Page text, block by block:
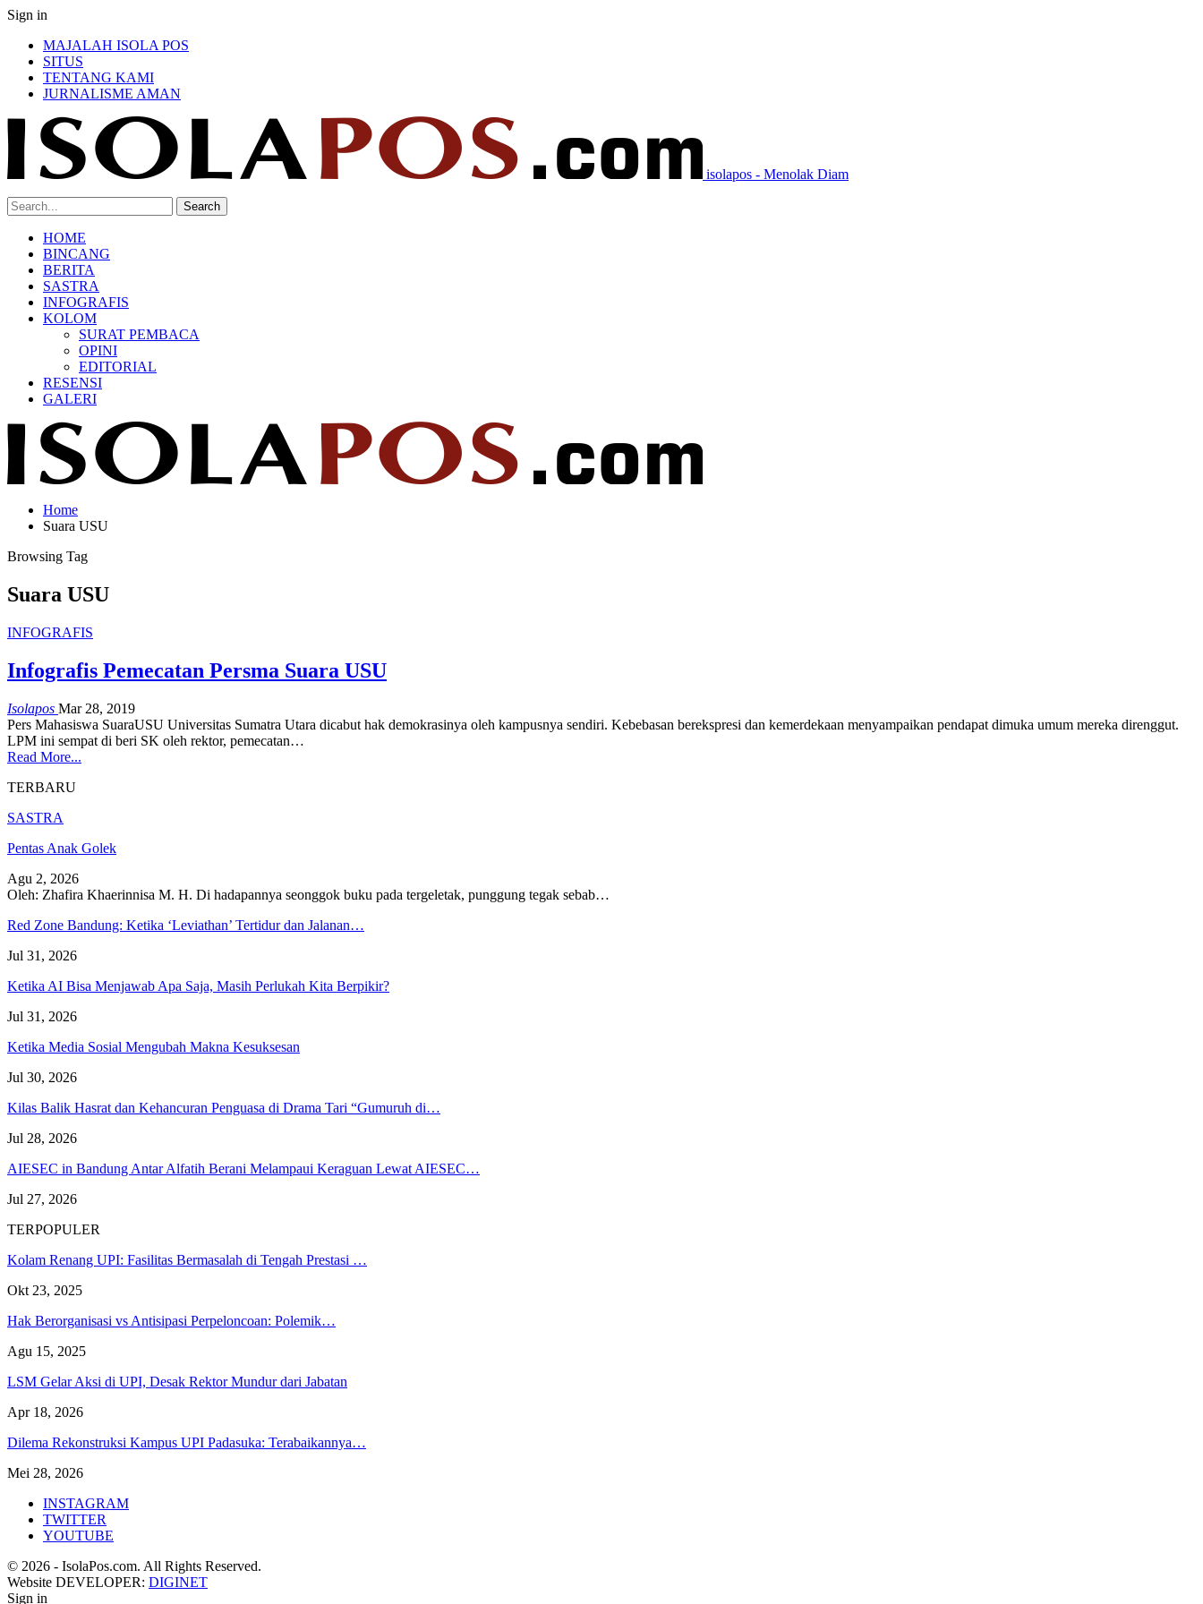
Sign in
MAJALAH ISOLA POS
SITUS
TENTANG KAMI
JURNALISME AMAN
isolapos - Menolak Diam
HOME
BINCANG
BERITA
SASTRA
INFOGRAFIS
KOLOM
SURAT PEMBACA
OPINI
EDITORIAL
RESENSI
GALERI
Home
Suara USU
Browsing Tag
Suara USU
INFOGRAFIS
Infografis Pemecatan Persma Suara USU
Isolapos Mar 28, 2019
Pers Mahasiswa SuaraUSU Universitas Sumatra Utara dicabut hak demokrasinya oleh kampusnya sendiri. Kebebasan berekspresi dan kemerdekaan menyampaikan pendapat dimuka umum mereka direnggut.
LPM ini sempat di beri SK oleh rektor, pemecatan…
Read More...
TERBARU
SASTRA
Pentas Anak Golek
Agu 2, 2026
Oleh: Zhafira Khaerinnisa M. H. Di hadapannya seonggok buku pada tergeletak, punggung tegak sebab…
Red Zone Bandung: Ketika ‘Leviathan’ Tertidur dan Jalanan…
Jul 31, 2026
Ketika AI Bisa Menjawab Apa Saja, Masih Perlukah Kita Berpikir?
Jul 31, 2026
Ketika Media Sosial Mengubah Makna Kesuksesan
Jul 30, 2026
Kilas Balik Hasrat dan Kehancuran Penguasa di Drama Tari “Gumuruh di…
Jul 28, 2026
AIESEC in Bandung Antar Alfatih Berani Melampaui Keraguan Lewat AIESEC…
Jul 27, 2026
TERPOPULER
Kolam Renang UPI: Fasilitas Bermasalah di Tengah Prestasi …
Okt 23, 2025
Hak Berorganisasi vs Antisipasi Perpeloncoan: Polemik…
Agu 15, 2025
LSM Gelar Aksi di UPI, Desak Rektor Mundur dari Jabatan
Apr 18, 2026
Dilema Rekonstruksi Kampus UPI Padasuka: Terabaikannya…
Mei 28, 2026
INSTAGRAM
TWITTER
YOUTUBE
© 2026 - IsolaPos.com. All Rights Reserved.
Website DEVELOPER: DIGINET
Sign in